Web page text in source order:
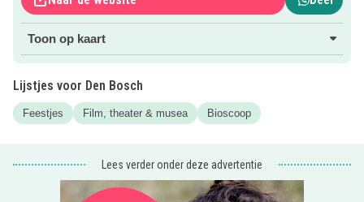
kinderticket gerekend.
Let op, kinderfeestjes zijn uitsluitend per e-mail te
reserveren.
Bereikbaarheid
Het leukste uitje in het donker is uitstekend te bereiken met
fiets natuurlijk een hele fijne optie!
Klik voor meer info door naar de site van Kinepolis
Toon op kaart
Lijstjes voor Den Bosch
Feestjes Film, theater & musea Bioscoop
Lees verder onder deze advertentie